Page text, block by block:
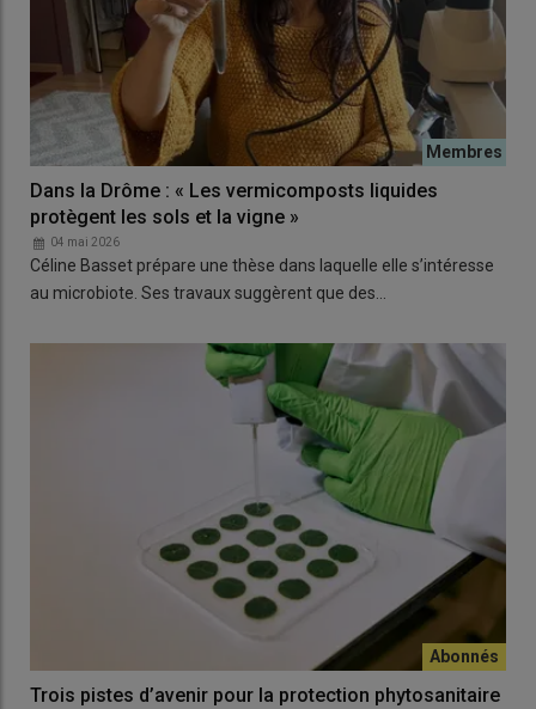
Dans la Drôme : « Les vermicomposts liquides
protègent les sols et la vigne »
04 mai 2026
Céline Basset prépare une thèse dans laquelle elle s’intéresse
au microbiote. Ses travaux suggèrent que des…
Trois pistes d’avenir pour la protection phytosanitaire